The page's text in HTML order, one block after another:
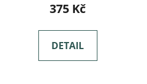
375 Kč
DETAIL